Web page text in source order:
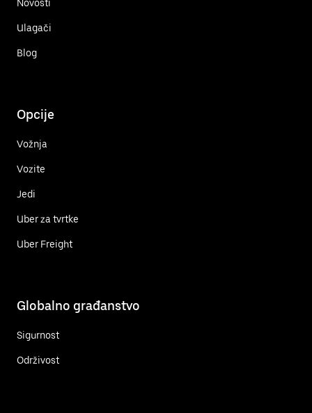
Novosti
Ulagači
Blog
Opcije
Vožnja
Vozite
Jedi
Uber za tvrtke
Uber Freight
Globalno građanstvo
Sigurnost
Održivost